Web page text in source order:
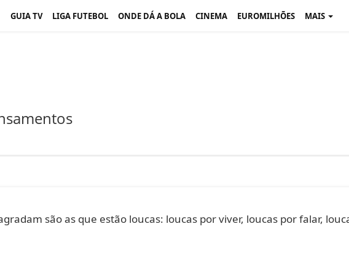
GUIA TV LIGA FUTEBOL ONDE DÁ A BOLA CINEMA EUROMILHÕES MAIS
são as que estão loucas: loucas por viver, loucas por falar,